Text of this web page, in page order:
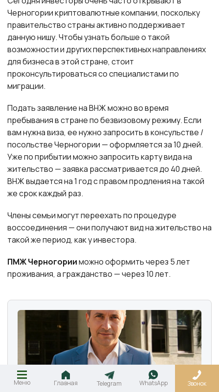
Черногории криптовалютные компании, поскольку
правительство страны активно поддерживает
данную нишу. Чтобы узнать больше о такой
возможности и других перспективных направлениях
для бизнеса в этой стране, стоит
проконсультироваться со специалистами по
миграции.
Подать заявление на ВНЖ можно во время
пребывания в стране по безвизовому режиму. Если
вам нужна виза, ее нужно запросить в консульстве /
посольстве Черногории — оформляется за 10 дней.
Уже по прибытии можно запросить карту вида на
жительство — заявка рассматривается до 40 дней.
ВНЖ выдается на 1 год с правом продления на такой
же срок каждый раз.
Члены семьи могут переехать по процедуре
воссоединения — они получают вид на жительство на
такой же период, как у инвестора.
ПМЖ Черногорииможно оформить через 5 лет
проживания, а гражданство — через 10 лет.
Меню Главная Telegram WhatsApp Звонок